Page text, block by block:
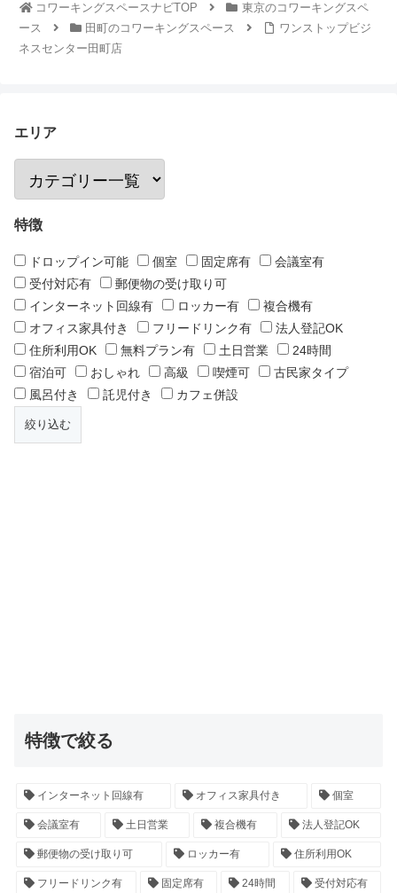
コワーキングスペースナビTOP
東京のコワーキングスペ
ース
田町のコワーキングスペース
ワンストップビジ
ネスセンター田町店
エリア
特徴
ドロップイン可能 個室 固定席有
会議室有
受付対応有
郵便物の受け取り可
インターネット回線有
ロッカー有
複合機有
オフィス家具付き
フリードリンク有
法人登記OK
住所利用OK
無料プラン有 土日営業
24時間
宿泊可
おしゃれ 高級 喫煙可
古民家タイプ
風呂付き
託児付き カフェ併設
特徴で絞る
インターネット回線有 オフィス家具付き 個室
会議室有 土日営業 複合機有 法人登記OK
郵便物の受け取り可 ロッカー有 住所利用OK
フリードリンク有 固定席有 24時間 受付対応有